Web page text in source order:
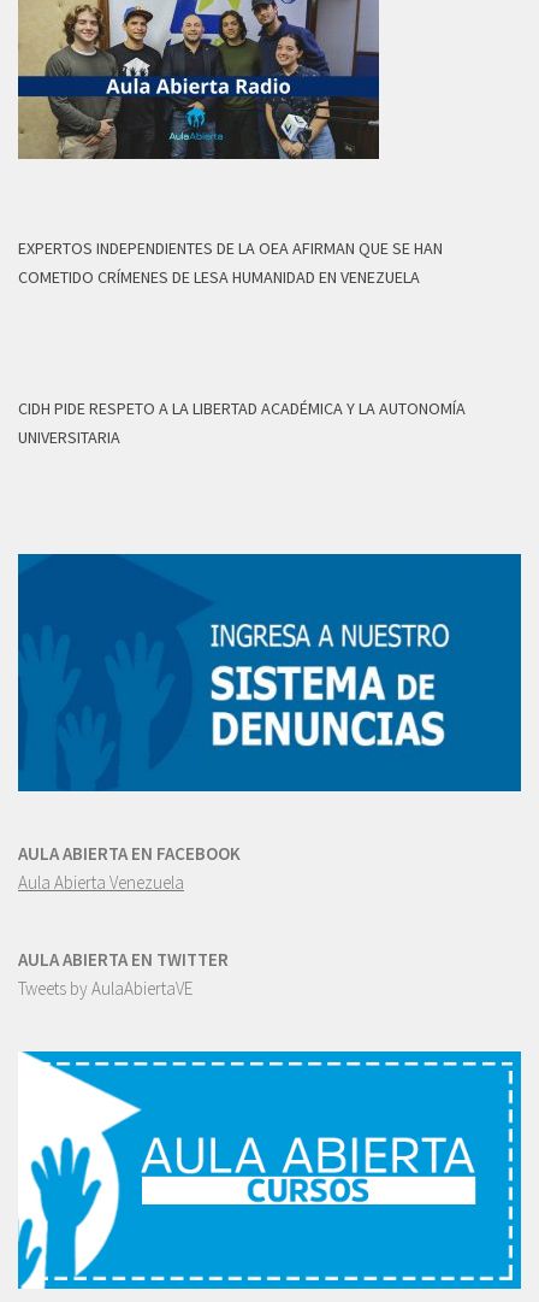
EXPERTOS INDEPENDIENTES DE LA OEA AFIRMAN QUE SE HAN
COMETIDO CRÍMENES DE LESA HUMANIDAD EN VENEZUELA
CIDH PIDE RESPETO A LA LIBERTAD ACADÉMICA Y LA AUTONOMÍA
UNIVERSITARIA
AULA ABIERTA EN FACEBOOK
Aula Abierta Venezuela
AULA ABIERTA EN TWITTER
Tweets by AulaAbiertaVE